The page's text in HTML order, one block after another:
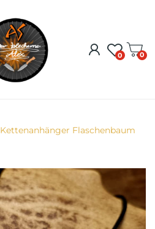
0 0
Kettenanhänger Flaschenbaum